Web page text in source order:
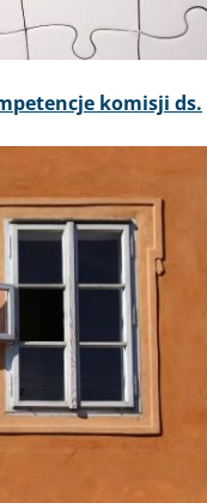
komisji ds.